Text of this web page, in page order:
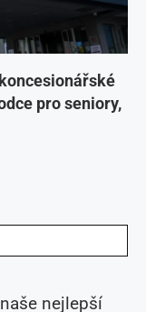
pro seniory,
nejlepší